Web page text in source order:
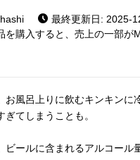
最終更新日: 2025-
購入すると、売上の一部が
お風呂上りに飲むキンキンに
てしまうことも。
ビールに含まれるアルコール